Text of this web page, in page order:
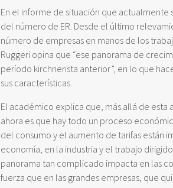
En el informe de situación que
del número de ER. Desde el último
número de empresas en manos de los
Ruggeri opina que “ese panorama de
período kirchnerista anterior”, en lo que
sus características.
El académico explica que, más allá de
ahora es que hay todo un proceso
del consumo y el aumento de tarifas están
economía, en la industria y el trabajo
panorama tan complicado impacta en las
fuerza que en las grandes empresas, que